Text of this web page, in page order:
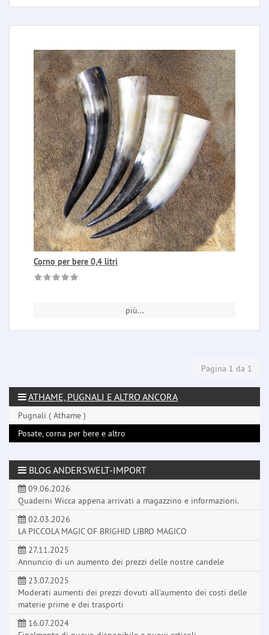
Corno per bere 0,4 litri
più...
Pagina 1 da 1
ATHAME, PUGNALI E ALTRO ANCORA
Pugnali ( Athame )
Posate, corna per bere e altro
BLOG ANDERSWELT-IMPORT
09.06.2026
Quaderni Wicca appena arrivati a magazzino e informazioni.
02.03.2026
LA PICCOLA MAGIC OF BRIGHID LIBRO MAGICO
27.11.2025
Annuncio di un aumento dei prezzi delle nostre candele
23.07.2025
Moderati aumenti dei prezzi dovuti all'aumento dei costi delle
materie prime e dei trasporti
16.07.2024